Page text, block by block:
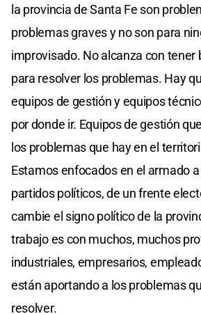
la provincia de Santa Fe son
problemas graves y no son para
improvisado. No alcanza con tener
para resolver los problemas. Hay
equipos de gestión y equipos
por donde ir. Equipos de gestión
los problemas que hay en el
Estamos enfocados en el armado
partidos políticos, de un frente
cambie el signo político de la
trabajo es con muchos, muchos
industriales, empresarios,
están aportando a los problemas
resolver.